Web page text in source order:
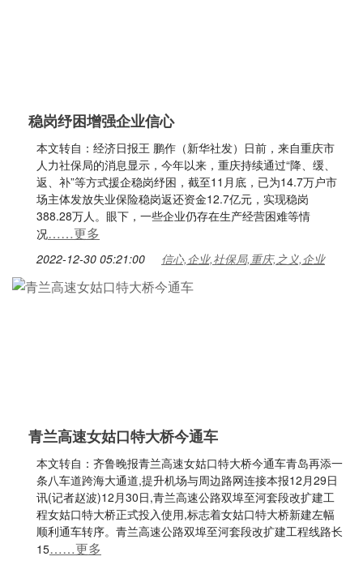
稳岗纾困增强企业信心
本文转自：经济日报王 鹏作（新华社发）日前，来自重庆市
人力社保局的消息显示，今年以来，重庆持续通过“降、缓、
返、补”等方式援企稳岗纾困，截至11月底，已为14.7万户市
场主体发放失业保险稳岗返还资金12.7亿元，实现稳岗
388.28万人。眼下，一些企业仍存在生产经营困难等情
况……更多
2022-12-30 05:21:00 信心,企业,社保局,重庆,之义,企业
青兰高速女姑口特大桥今通车
本文转自：齐鲁晚报青兰高速女姑口特大桥今通车青岛再添一
条八车道跨海大通道,提升机场与周边路网连接本报12月29日
讯(记者赵波)12月30日,青兰高速公路双埠至河套段改扩建工
程女姑口特大桥正式投入使用,标志着女姑口特大桥新建左幅
顺利通车转序。青兰高速公路双埠至河套段改扩建工程线路长
15……更多